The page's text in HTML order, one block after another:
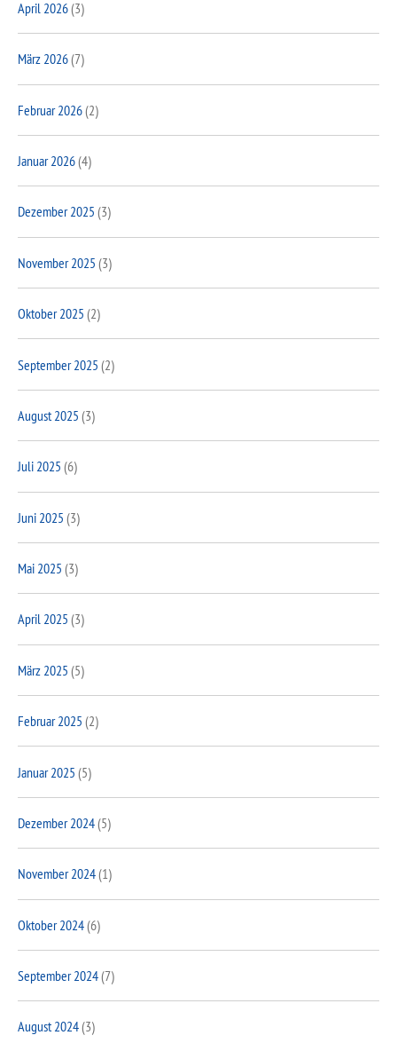
April 2026(3)
März 2026(7)
Februar 2026(2)
Januar 2026(4)
Dezember 2025 (3)
November 2025 (3)
Oktober 2025 (2)
September 2025 (2)
August 2025 (3)
Juli 2025 (6)
Juni 2025 (3)
Mai 2025 (3)
April 2025 (3)
März 2025 (5)
Februar 2025 (2)
Januar 2025 (5)
Dezember 2024(5)
November 2024(1)
Oktober 2024(6)
September 2024(7)
August 2024(3)